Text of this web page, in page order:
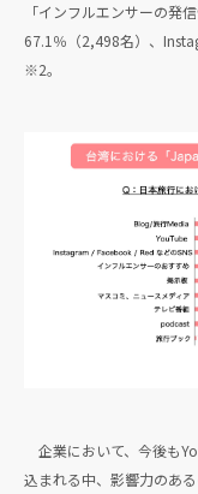
「インフルエンサーの発
67.1％（2,498名）、
※2。
企業において、今後も
込まれる中、影響力のあ